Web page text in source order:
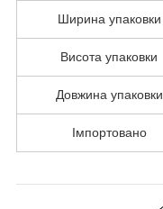
Ширина упаковки
Висота упаковки
Довжина упаковки
Імпортовано